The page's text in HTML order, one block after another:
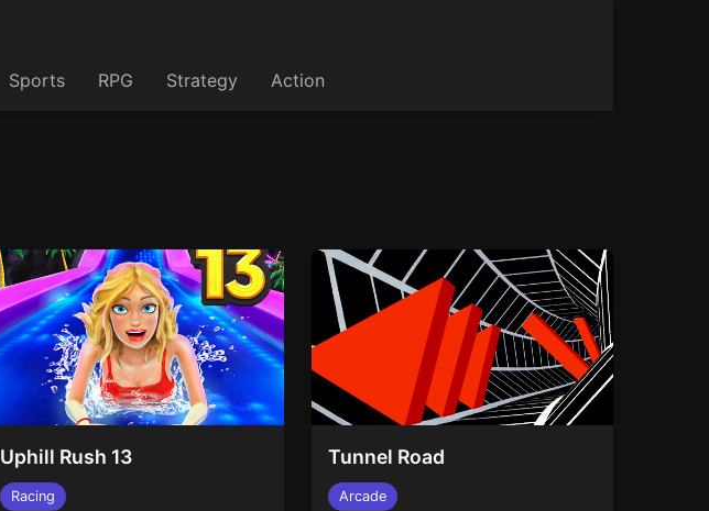
Sports RPG Strategy Action
Uphill Rush 13
Racing
Tunnel Road
Arcade